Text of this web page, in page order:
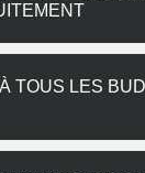
TOUS LES